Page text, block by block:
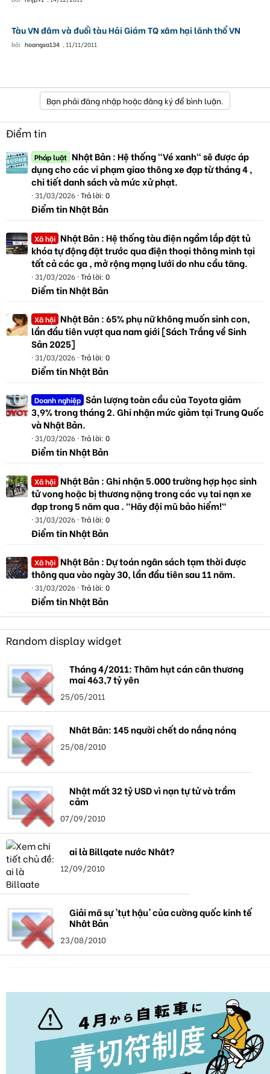
Tàu VN đâm và đuổi tàu Hải Giám TQ xâm hại lãnh thổ VN
bởi hoangsa134 , 11/11/2011
Bạn phải đăng nhập hoặc đăng ký để bình luận.
Điểm tin
Pháp luật Nhật Bản : Hệ thống "Vé xanh" sẽ được áp
dụng cho các vi phạm giao thông xe đạp từ tháng 4 ,
chi tiết danh sách và mức xử phạt.
31/03/2026 Trả lời: 0
Điểm tin Nhật Bản
Xã hội Nhật Bản : Hệ thống tàu điện ngầm lắp đặt tủ
khóa tự động đặt trước qua điện thoại thông minh tại
tất cả các ga , mở rộng mạng lưới do nhu cầu tăng.
31/03/2026 Trả lời: 0
Điểm tin Nhật Bản
Xã hội Nhật Bản : 65% phụ nữ không muốn sinh con,
lần đầu tiên vượt qua nam giới [Sách Trắng về Sinh
Sản 2025]
31/03/2026 Trả lời: 0
Điểm tin Nhật Bản
Doanh nghiệp Sản lượng toàn cầu của Toyota giảm
3,9% trong tháng 2. Ghi nhận mức giảm tại Trung Quốc
và Nhật Bản.
31/03/2026 Trả lời: 0
Điểm tin Nhật Bản
Xã hội Nhật Bản : Ghi nhận 5.000 trường hợp học sinh
tử vong hoặc bị thương nặng trong các vụ tai nạn xe
đạp trong 5 năm qua . "Hãy đội mũ bảo hiểm!"
31/03/2026 Trả lời: 0
Điểm tin Nhật Bản
Xã hội Nhật Bản : Dự toán ngân sách tạm thời được
thông qua vào ngày 30, lần đầu tiên sau 11 năm.
31/03/2026 Trả lời: 0
Điểm tin Nhật Bản
Random display widget
Tháng 4/2011: Thâm hụt cán cân thương
mại 463,7 tỷ yên
25/05/2011
Nhật Bản: 145 người chết do nắng nóng
25/08/2010
Nhật mất 32 tỷ USD vì nạn tự tử và trầm
cảm
07/09/2010
ai là Billgate nước Nhật?
12/09/2010
Giải mã sự 'tụt hậu' của cường quốc kinh tế
Nhật Bản
23/08/2010